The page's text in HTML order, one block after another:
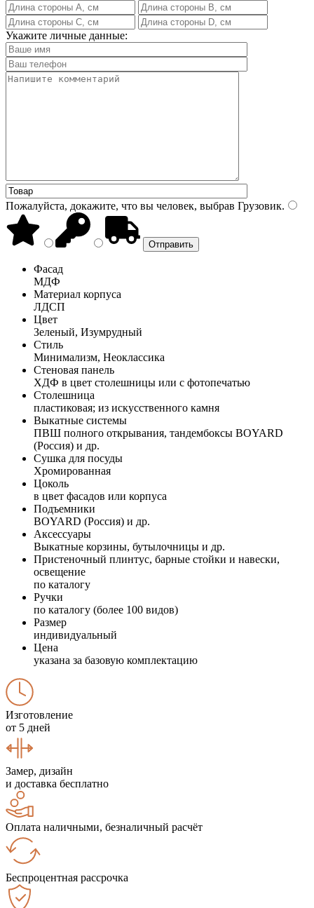
Укажите личные данные:
Пожалуйста, докажите, что вы человек, выбрав Грузовик.
Фасад
МДФ
Материал корпуса
ЛДСП
Цвет
Зеленый, Изумрудный
Стиль
Минимализм, Неоклассика
Стеновая панель
ХДФ в цвет столешницы или с фотопечатью
Столешница
пластиковая; из искусственного камня
Выкатные системы
ПВШ полного открывания, тандембоксы BOYARD
(Россия) и др.
Сушка для посуды
Хромированная
Цоколь
в цвет фасадов или корпуса
Подъемники
BOYARD (Россия) и др.
Аксессуары
Выкатные корзины, бутылочницы и др.
Пристеночный плинтус, барные стойки и навески,
освещение
по каталогу
Ручки
по каталогу (более 100 видов)
Размер
индивидуальный
Цена
указана за базовую комплектацию
Изготовление
от 5 дней
Замер, дизайн
и доставка бесплатно
Оплата наличными, безналичный расчёт
Беспроцентная рассрочка